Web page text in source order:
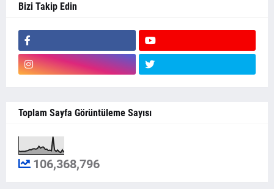
Bizi Takip Edin
Toplam Sayfa Görüntüleme Sayısı
106,368,796